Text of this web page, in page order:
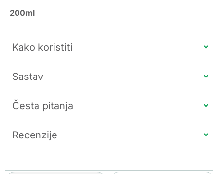
200ml
Kako koristiti
Sastav
Česta pitanja
Recenzije